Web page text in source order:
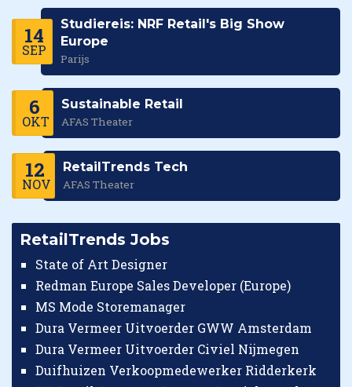
14
SEP
Studiereis: NRF Retail's Big Show
Europe
Parijs
6
OKT
Sustainable Retail
AFAS Theater
12
NOV
RetailTrends Tech
AFAS Theater
RetailTrends Jobs
State of Art Designer
Redman Europe Sales Developer (Europe)
MS Mode Storemanager
Dura Vermeer Uitvoerder GWW Amsterdam
Dura Vermeer Uitvoerder Civiel Nijmegen
Duifhuizen Verkoopmedewerker Ridderkerk